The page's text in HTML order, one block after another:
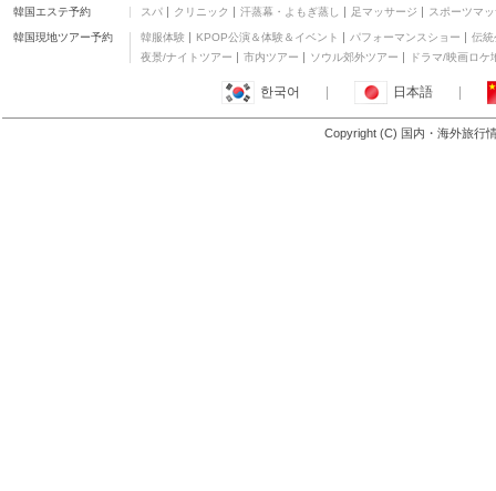
三つ星
ウィリー ベイ リゾート
オーレ ムーン B&B
韓国エステ予約 スパ クリニック 汗蒸幕・よもぎ蒸し 足マッサージ スポーツマ
韓国現地ツアー予約 韓服体験 KPOP公演＆体験＆イベント パフォーマンスショー
伝統
夜景/ナイトツアー
市内ツアー ソウル郊外ツアー ドラマ/映画ロケ
한국어 日本語
Copyright (C) 国内・海外旅行